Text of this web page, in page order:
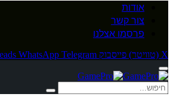
אודות
צור קשר
פרסמו אצלנו
X (טוויטר) פייסבוק WhatsApp Telegram